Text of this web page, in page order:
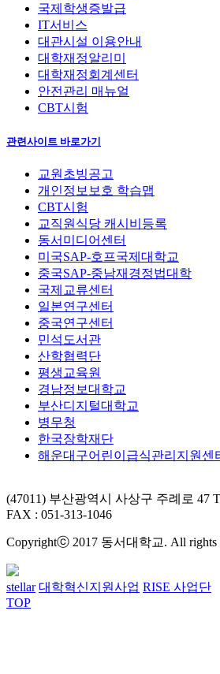
국제학생증발급
IT서비스
대관시설 이용안내
대학재정알리미
대학재정회계센터
안전관리 매뉴얼
CBT시험
관련사이트 바로가기
교원초빙공고
개인정보보호 학습맵
CBT시험
교직원식당 캐시비등록
동서미디어센터
미국SAP-호프국제대학교
중국SAP-중남재경정법대학
국제교류센터
일본연구센터
중국연구센터
민석도서관
산학협력단
평생교육원
경남정보대학교
부산디지털대학교
병무청
한국장학재단
해운대구어린이급식관리지원센
(47011) 부산광역시 사상구 주례로 47
FAX : 051-313-1046
Copyrightⓒ 2017 동서대학교. All rights
stellar 대학혁신지원사업 RISE 사업단
TOP